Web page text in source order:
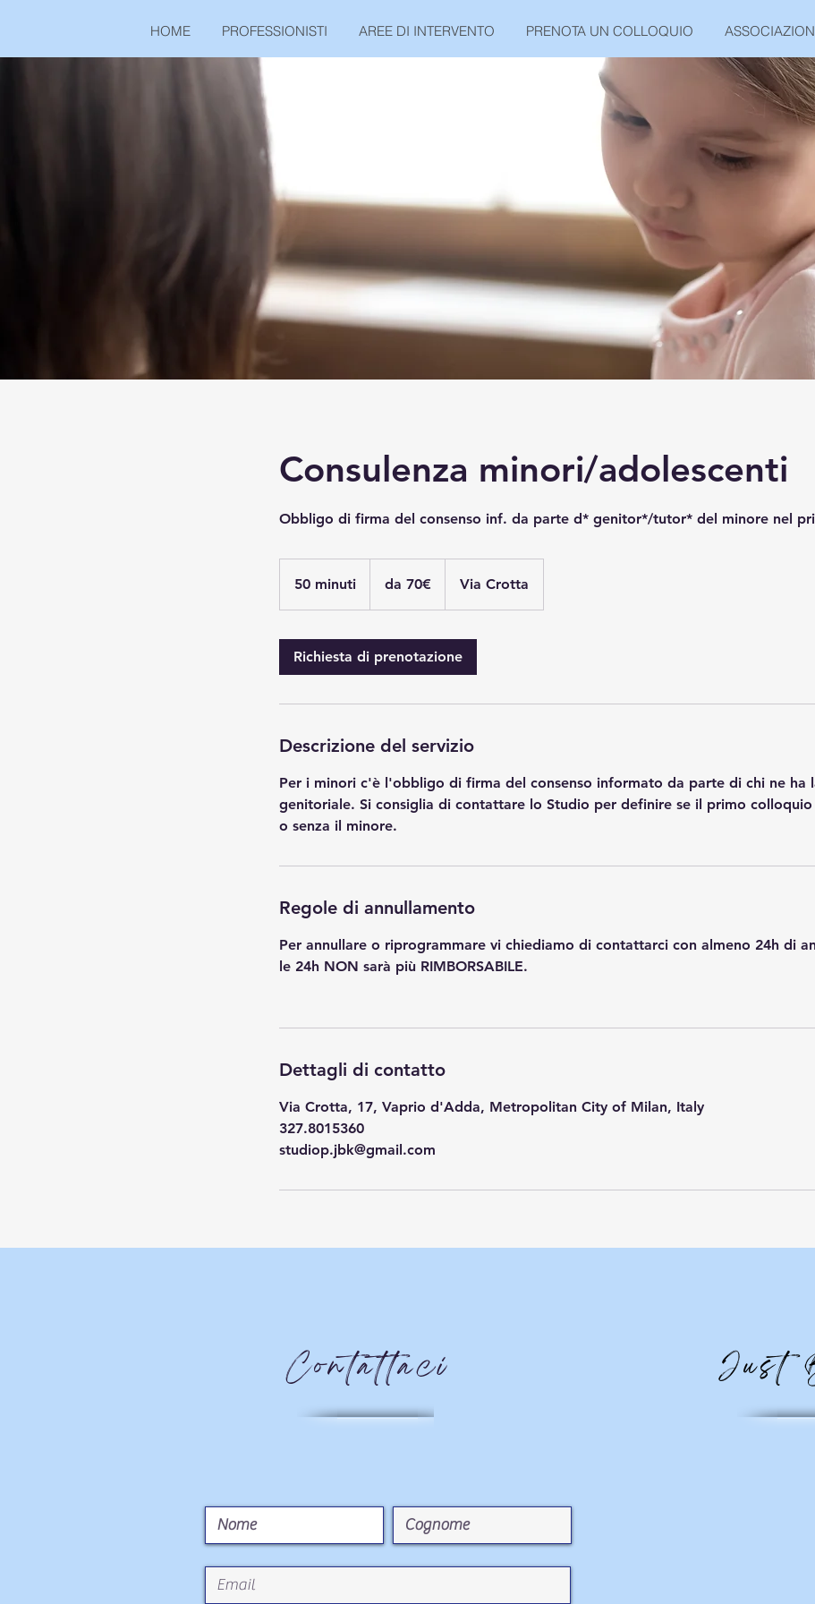
HOME PROFESSIONISTI AREE DI INTERVENTO PRENOTA UN COLLOQUIO
Consulenza minori/adolescenti
Obbligo di firma del consenso inf. da parte d* genitor*/tutor* del minore nel
50 minuti da 70€ Via Crotta
Richiesta di prenotazione
Descrizione del servizio
Per i minori c'è l'obbligo di firma del consenso informato da parte di chi ne ha
genitoriale. Si consiglia di contattare lo Studio per definire se il primo colloquio
o senza il minore.
Regole di annullamento
Per annullare o riprogrammare vi chiediamo di contattarci con almeno 24h di
le 24h NON sarà più RIMBORSABILE.
Dettagli di contatto
Via Crotta, 17, Vaprio d'Adda, Metropolitan City of Milan, Italy
327.8015360
studiop.jbk@gmail.com
Contattaci Just